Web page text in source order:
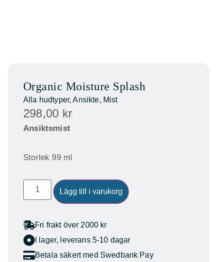
Organic Moisture Splash
Alla hudtyper,Ansikte, Mist
298,00 kr
Ansiktsmist
Storlek 99 ml
Lägg till i varukorg
Fri frakt över 2000 kr
I lager, leverans 5-10 dagar
Betala säkert med Swedbank Pay